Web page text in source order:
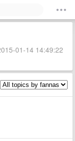
01-14 14:49:22